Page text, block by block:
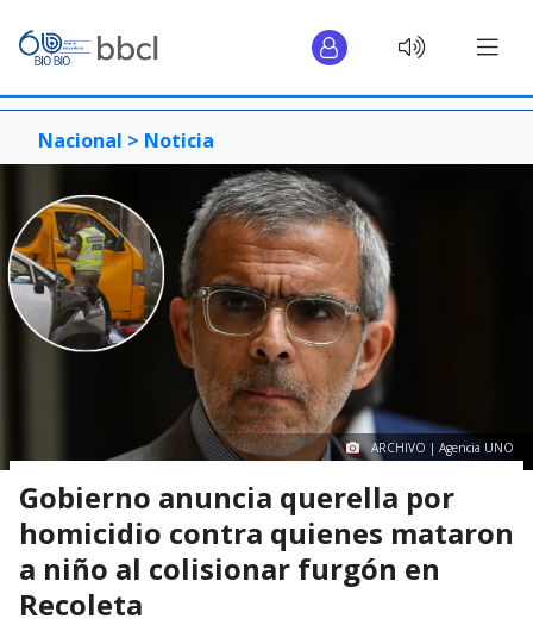
Nacional > Noticia
ARCHIVO | Agencia UNO
Gobierno anuncia querella por
homicidio contra quienes mataron
a niño al colisionar furgón en
Recoleta